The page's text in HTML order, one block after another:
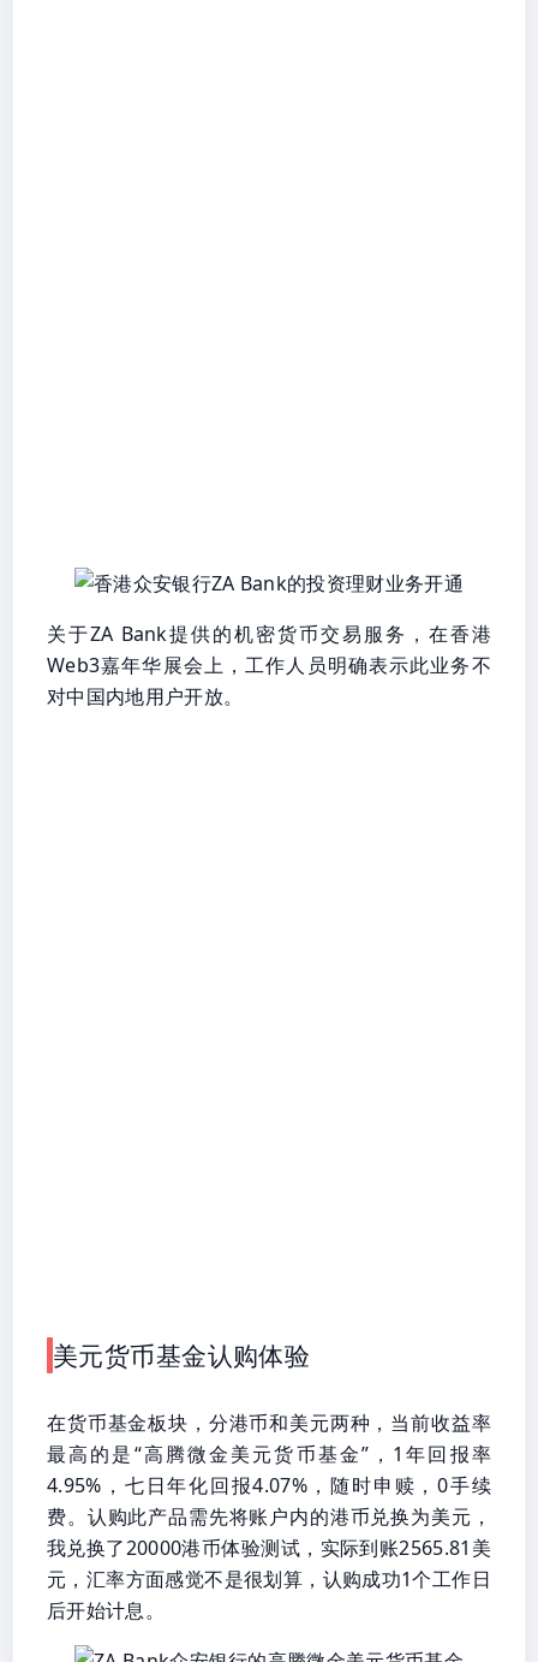
关于ZA Bank提供的机密货币交易服务，在香港
Web3嘉年华展会上，工作人员明确表示此业务不
对中国内地用户开放。
美元货币基金认购体验
在货币基金板块，分港币和美元两种，当前收益率
最高的是“高腾微金美元货币基金”，1年回报率
4.95%，七日年化回报4.07%，随时申赎，0手续
费。认购此产品需先将账户内的港币兑换为美元，
我兑换了20000港币体验测试，实际到账2565.81美
元，汇率方面感觉不是很划算，认购成功1个工作日
后开始计息。